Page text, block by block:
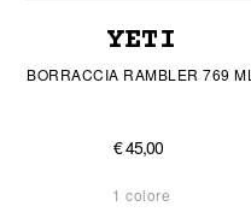
YETI
BORRACCIA RAMBLER 769 ML
€ 45,00
1 colore